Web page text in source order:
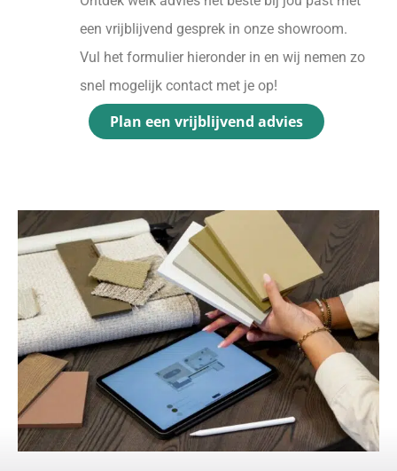
een vrijblijvend gesprek in onze showroom.
Vul het formulier hieronder in en wij nemen zo
snel mogelijk contact met je op!
Plan een vrijblijvend advies